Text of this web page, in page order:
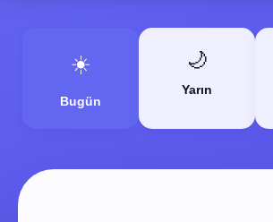
☀️
Bugün
🌙
Yarın